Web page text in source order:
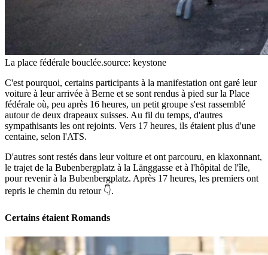
La place fédérale bouclée.source: keystone
C'est pourquoi, certains participants à la manifestation ont garé leur
voiture à leur arrivée à Berne et se sont rendus à pied sur la Place
fédérale où, peu après 16 heures, un petit groupe s'est rassemblé
autour de deux drapeaux suisses. Au fil du temps, d'autres
sympathisants les ont rejoints. Vers 17 heures, ils étaient plus d'une
centaine, selon l'ATS.
D'autres sont restés dans leur voiture et ont parcouru, en klaxonnant,
le trajet de la Bubenbergplatz à la Länggasse et à l'hôpital de l'île,
pour revenir à la Bubenbergplatz. Après 17 heures, les premiers ont
repris le chemin du retour 👇.
Certains étaient Romands